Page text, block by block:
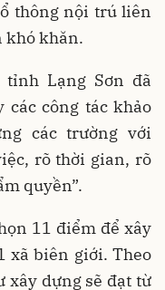
thông nội trú liên
khó khăn.
tỉnh Lạng Sơn đã
công tác khảo
các trường với
rõ thời gian, rõ
quyền”.
11 điểm để xây
xã biên giới. Theo
xây dựng sẽ đạt từ